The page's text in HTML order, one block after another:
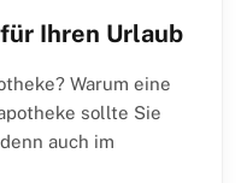
Ihren Urlaub
Warum eine
sollte Sie
auch im